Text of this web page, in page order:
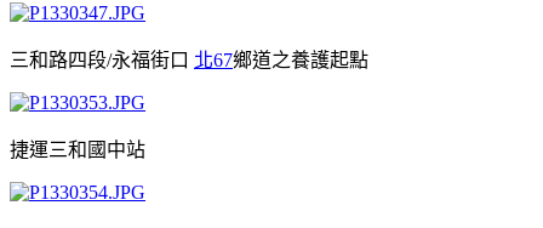
三和路四段/永福街口 北67鄉道之養護起點
捷運三和國中站